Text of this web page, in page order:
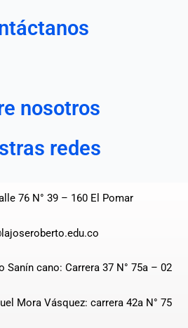
nosotros
redes
76 N° 39 – 160 El Pomar
Sanín cano: Carrera 37 N° 75a – 02
Mora Vásquez: carrera 42a N° 75